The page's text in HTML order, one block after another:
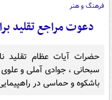
فرهنگ و هنر
دعوت مراجع تقلید
حضرات آیات عظام تقلید
سبحانی ، جوادی آملی و
باشکوه و حماسی در